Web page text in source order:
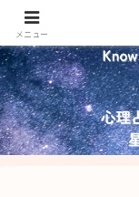
メニュー